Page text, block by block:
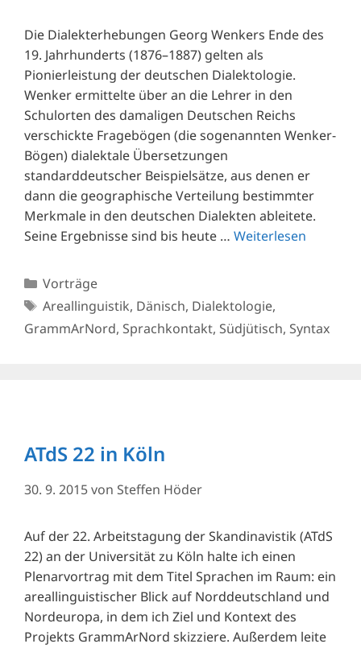
Die Dialekterhebungen Georg Wenkers Ende des
19. Jahrhunderts (1876–1887) gelten als
Pionierleistung der deutschen Dialektologie.
Wenker ermittelte über an die Lehrer in den
Schulorten des damaligen Deutschen Reichs
verschickte Fragebögen (die sogenannten Wenker-
Bögen) dialektale Übersetzungen
standarddeutscher Beispielsätze, aus denen er
dann die geographische Verteilung bestimmter
Merkmale in den deutschen Dialekten ableitete.
Seine Ergebnisse sind bis heute … Weiterlesen
Kategorien
Vorträge
Schlagwörter
Areallinguistik, Dänisch, Dialektologie,
GrammArNord, Sprachkontakt, Südjütisch, Syntax
ATdS 22 in Köln
30. 9. 2015von Steffen Höder
Auf der 22. Arbeitstagung der Skandinavistik (ATdS
22) an der Universität zu Köln halte ich einen
Plenarvortrag mit dem Titel Sprachen im Raum: ein
areallinguistischer Blick auf Norddeutschland und
Nordeuropa, in dem ich Ziel und Kontext des
Projekts GrammArNord skizziere. Außerdem leite